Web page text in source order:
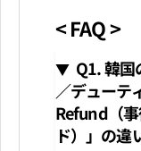
< FAQ >
Q1. 韓国
／デューテ
Refund（
ド）」の違